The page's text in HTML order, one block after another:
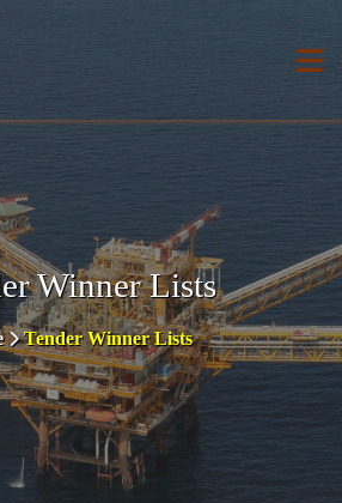
Winner Lists
Tender Winner Lists